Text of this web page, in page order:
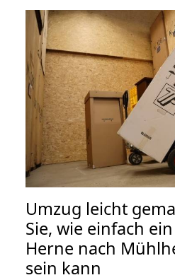
Umzug leicht
Sie, wie einfach
Herne nach
sein kann